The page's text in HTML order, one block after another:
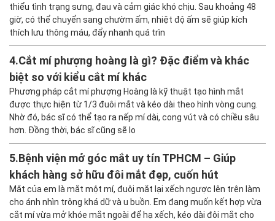
thiểu tình trạng sưng, đau và cảm giác khó chịu. Sau khoảng 48
giờ, có thể chuyển sang chườm ấm, nhiệt độ ấm sẽ giúp kích
thích lưu thông máu, đẩy nhanh quá trìn
4.Cắt mí phượng hoàng là gì? Đặc điểm và khác
biệt so với kiểu cắt mí khác
Phương pháp cắt mí phượng Hoàng là kỹ thuật tạo hình mắt
được thực hiện từ 1/3 đuôi mắt và kéo dài theo hình vòng cung.
Nhờ đó, bác sĩ có thể tạo ra nếp mí dài, cong vút và có chiều sâu
hơn. Đồng thời, bác sĩ cũng sẽ lo
5.Bệnh viện mở góc mắt uy tín TPHCM – Giúp
khách hàng sở hữu đôi mắt đẹp, cuốn hút
Mắt của em là mắt một mí, đuôi mắt lại xếch ngược lên trên làm
cho ánh nhìn trông khá dữ và u buồn. Em đang muốn kết hợp vừa
cắt mí vừa mở khóe mắt ngoài để hạ xếch, kéo dài đôi mắt cho